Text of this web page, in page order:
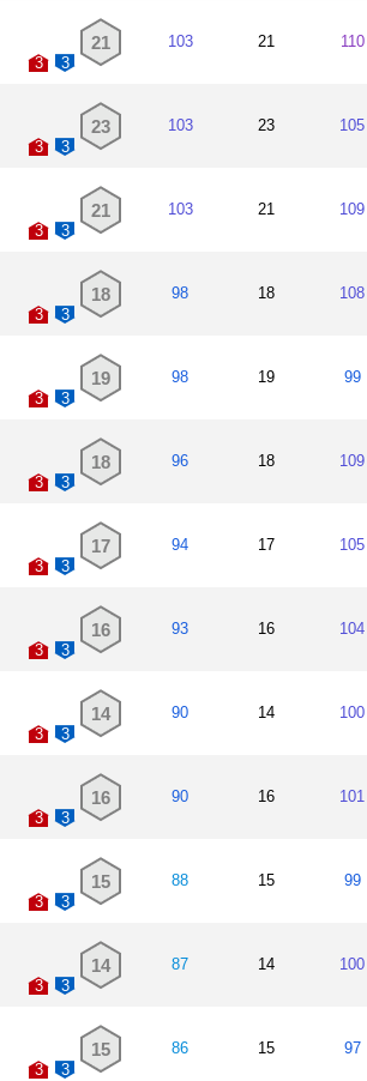
3 3
21 103 21 110
3 3
23 103 23 105
3 3
21 103 21 109
3 3
18 98 18 108
3 3
19 98 19 99
3 3
18 96 18 109
3 3
17 94 17 105
3 3
16 93 16 104
3 3
14 90 14 100
3 3
16 90 16 101
3 3
15 88 15 99
3 3
14 87 14 100
3 3
15 86 15 97